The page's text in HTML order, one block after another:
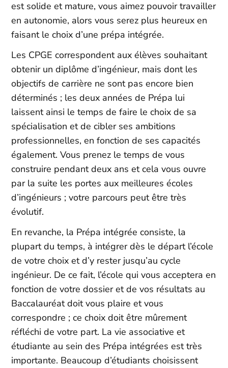
est solide et mature, vous aimez pouvoir travailler
en autonomie, alors vous serez plus heureux en
faisant le choix d’une prépa intégrée.
Les CPGE correspondent aux élèves souhaitant
obtenir un diplôme d’ingénieur, mais dont les
objectifs de carrière ne sont pas encore bien
déterminés ; les deux années de Prépa lui
laissent ainsi le temps de faire le choix de sa
spécialisation et de cibler ses ambitions
professionnelles, en fonction de ses capacités
également. Vous prenez le temps de vous
construire pendant deux ans et cela vous ouvre
par la suite les portes aux meilleures écoles
d’ingénieurs ; votre parcours peut être très
évolutif.
En revanche, la Prépa intégrée consiste, la
plupart du temps, à intégrer dès le départ l’école
de votre choix et d’y rester jusqu’au cycle
ingénieur. De ce fait, l’école qui vous acceptera en
fonction de votre dossier et de vos résultats au
Baccalauréat doit vous plaire et vous
correspondre ; ce choix doit être mûrement
réfléchi de votre part. La vie associative et
étudiante au sein des Prépa intégrées est très
importante. Beaucoup d’étudiants choisissent